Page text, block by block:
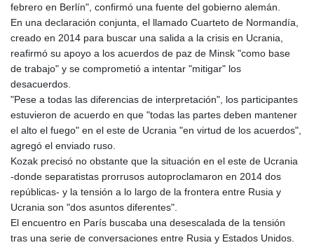
febrero en Berlín", confirmó una fuente del gobierno alemán.
En una declaración conjunta, el llamado Cuarteto de Normandía,
creado en 2014 para buscar una salida a la crisis en Ucrania,
reafirmó su apoyo a los acuerdos de paz de Minsk "como base
de trabajo" y se comprometió a intentar "mitigar" los
desacuerdos.
"Pese a todas las diferencias de interpretación", los participantes
estuvieron de acuerdo en que "todas las partes deben mantener
el alto el fuego" en el este de Ucrania "en virtud de los acuerdos",
agregó el enviado ruso.
Kozak precisó no obstante que la situación en el este de Ucrania
-donde separatistas prorrusos autoproclamaron en 2014 dos
repúblicas- y la tensión a lo largo de la frontera entre Rusia y
Ucrania son "dos asuntos diferentes".
El encuentro en París buscaba una desescalada de la tensión
tras una serie de conversaciones entre Rusia y Estados Unidos.